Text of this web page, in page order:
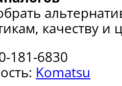
качеству
181-6830
Komatsu